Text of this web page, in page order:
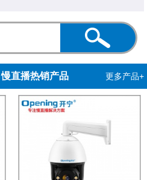
慢直播热销产品 更多产品+